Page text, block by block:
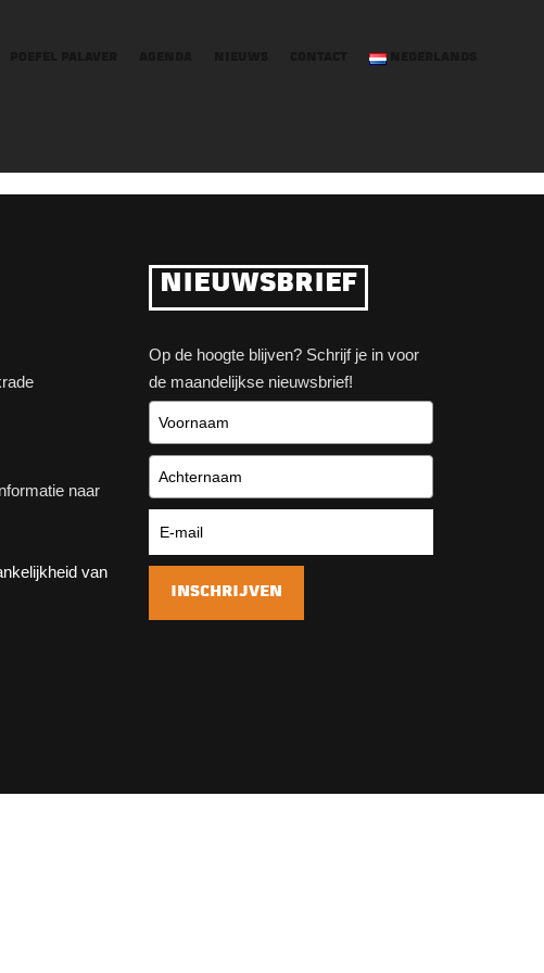
naar
van
NIEUWSBRIEF
Op de hoogte blijven? Schrijf je in voor
de maandelijkse nieuwsbrief!
INSCHRIJVEN